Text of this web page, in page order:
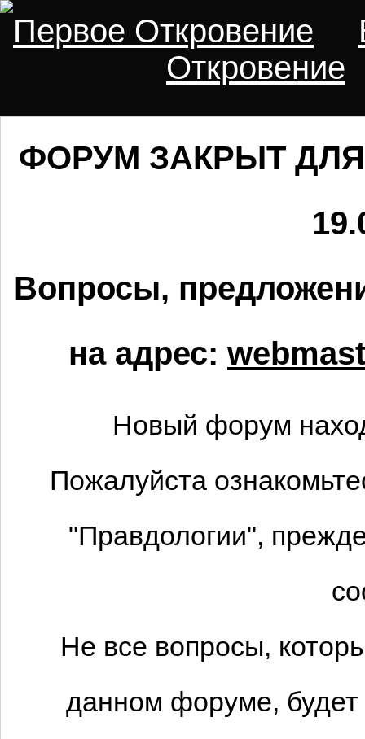
Первое Откровение
Откровение
ФОРУМ ЗАКРЫТ
Вопросы,
на адрес:
Новый форум
Пожалуйста
"Правдологии",
Не все вопросы,
данном форуме,